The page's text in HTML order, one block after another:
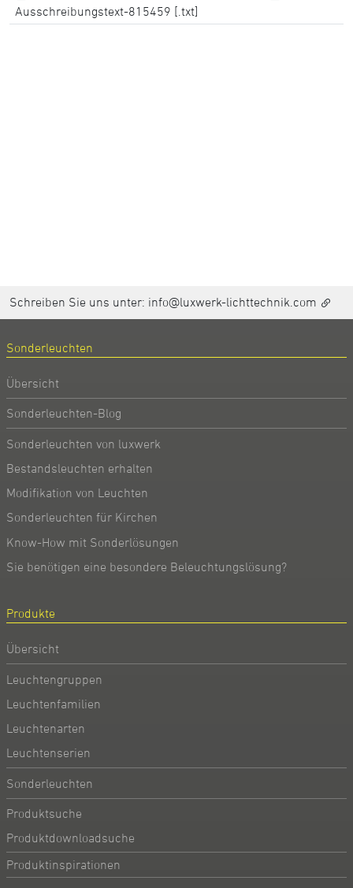
Ausschreibungstext-815459 [.txt]
Schreiben Sie uns unter: info@luxwerk-lichttechnik.com
Sonderleuchten
Übersicht
Sonderleuchten-Blog
Sonderleuchten von luxwerk
Bestandsleuchten erhalten
Modifikation von Leuchten
Sonderleuchten für Kirchen
Know-How mit Sonderlösungen
Sie benötigen eine besondere Beleuchtungslösung?
Produkte
Übersicht
Leuchtengruppen
Leuchtenfamilien
Leuchtenarten
Leuchtenserien
Sonderleuchten
Produktsuche
Produktdownloadsuche
Produktinspirationen